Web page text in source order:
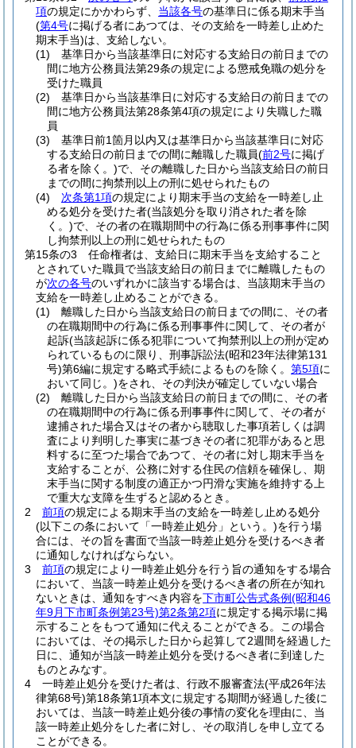
項の規定にかかわらず、 当該各号の基準日に係る期末手当
(第4号に掲げる者にあつては、その支給を一時差し止めた
期末手当)は、支給しない。
(1)
基準日から当該基準日に対応する支給日の前日までの
間に地方公務員法第29条の規定による懲戒免職の処分を
受けた職員
(2)
基準日から当該基準日に対応する支給日の前日までの
間に地方公務員法第28条第4項の規定により失職した職
員
(3)
基準日前1箇月以内又は基準日から当該基準日に対応
する支給日の前日までの間に離職した職員(前2号に掲げ
る者を除く。)で、その離職した日から当該支給日の前日
までの間に拘禁刑以上の刑に処せられたもの
(4)
次条第1項の規定により期末手当の支給を一時差し止
める処分を受けた者(当該処分を取り消された者を除
く。)で、その者の在職期間中の行為に係る刑事事件に関
し拘禁刑以上の刑に処せられたもの
第15条の3
任命権者は、支給日に期末手当を支給すること
とされていた職員で当該支給日の前日までに離職したもの
が次の各号のいずれかに該当する場合は、当該期末手当の
支給を一時差し止めることができる。
(1)
離職した日から当該支給日の前日までの間に、その者
の在職期間中の行為に係る刑事事件に関して、その者が
起訴(当該起訴に係る犯罪について拘禁刑以上の刑が定め
られているものに限り、刑事訴訟法(昭和23年法律第131
号)第6編に規定する略式手続によるものを除く。 第5項に
おいて同じ。)をされ、その判決が確定していない場合
(2)
離職した日から当該支給日の前日までの間に、その者
の在職期間中の行為に係る刑事事件に関して、その者が
逮捕された場合又はその者から聴取した事項若しくは調
査により判明した事実に基づきその者に犯罪があると思
料するに至つた場合であつて、その者に対し期末手当を
支給することが、公務に対する住民の信頼を確保し、期
末手当に関する制度の適正かつ円滑な実施を維持する上
で重大な支障を生ずると認めるとき。
2
前項の規定による期末手当の支給を一時差し止める処分
(以下この条において「一時差止処分」という。)を行う場
合には、その旨を書面で当該一時差止処分を受けるべき者
に通知しなければならない。
3
前項の規定により一時差止処分を行う旨の通知をする場合
において、当該一時差止処分を受けるべき者の所在が知れ
ないときは、通知をすべき内容を下市町公告式条例(昭和46
年9月下市町条例第23号)第2条第2項に規定する掲示場に掲
示することをもつて通知に代えることができる。
この場合
においては、その掲示した日から起算して2週間を経過した
日に、通知が当該一時差止処分を受けるべき者に到達した
ものとみなす。
4
一時差止処分を受けた者は、行政不服審査法(平成26年法
律第68号)第18条第1項本文に規定する期間が経過した後に
おいては、当該一時差止処分後の事情の変化を理由に、当
該一時差止処分をした者に対し、その取消しを申し立てる
ことができる。